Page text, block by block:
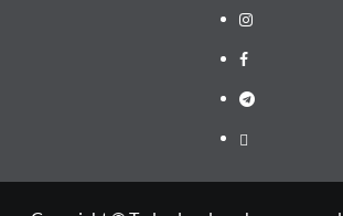
Instagram
Facebook
Telegram
PayPal